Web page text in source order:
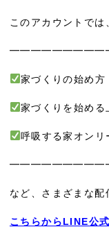
このアカウントでは
家づくりの始め方
家づくりを始める
呼吸する家オンリ
など、さまざまな配
こちらからLINE公